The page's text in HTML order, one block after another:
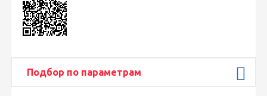
Подбор по параметрам